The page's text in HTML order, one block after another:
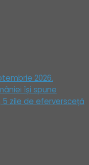
2026.
își spune
zile de eferversceță